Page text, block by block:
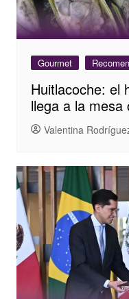
Gourmet
Huitlacoche: el
llega a la
Valentina